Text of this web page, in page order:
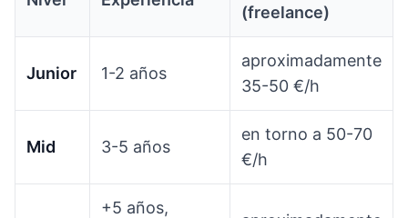
(freelance)
Junior 1-2 años
aproximadamente
35-50 €/h
Mid 3-5 años
en torno a 50-70
€/h
+5 años,